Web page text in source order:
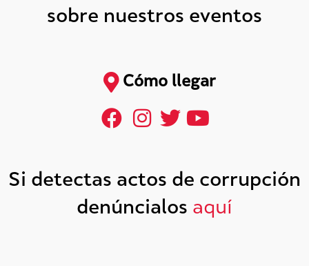
sobre nuestros eventos
Cómo llegar
Si detectas actos de corrupción
denúncialos aquí